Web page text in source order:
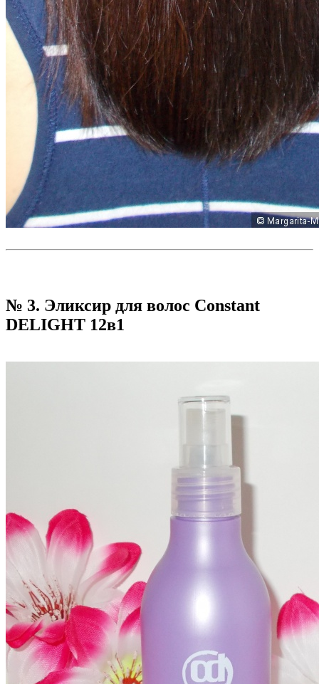
№ 3. Эликсир для волос Constant
DELIGHT 12в1